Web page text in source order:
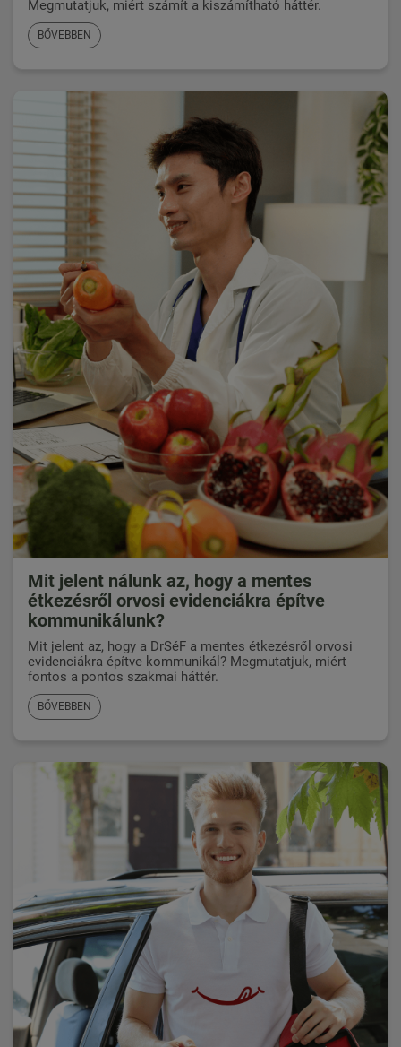
Megmutatjuk, miért számít a kiszámítható háttér.
BŐVEBBEN
Mit jelent nálunk az, hogy a mentes
étkezésről orvosi evidenciákra építve
kommunikálunk?
Mit jelent az, hogy a DrSéF a mentes étkezésről orvosi
evidenciákra építve kommunikál? Megmutatjuk, miért
fontos a pontos szakmai háttér.
BŐVEBBEN